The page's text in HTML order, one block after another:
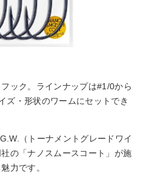
ック。ラインナップは#1/0から
ズ・形状のワームにセットでき
（トーナメントグレードワイ
の「ナノスムースコート」が施
力です。